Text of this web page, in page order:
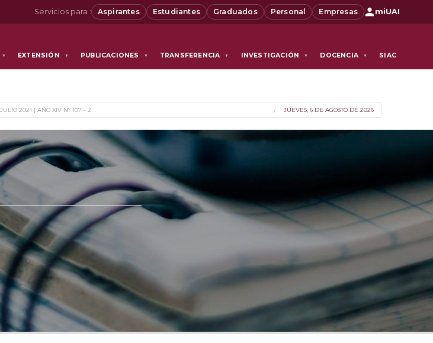
Servicios para : Aspirantes Estudiantes Graduados Personal Empresas miUAI
▼ EXTENSIÓN ▼ PUBLICACIONES ▼ TRANSFERENCIA ▼ INVESTIGACIÓN ▼ DOCENCIA ▼ SIAC
JULIO 2021 | AÑO XIV Nº 107 - 2 JUEVES, 6 DE AGOSTO DE 2026